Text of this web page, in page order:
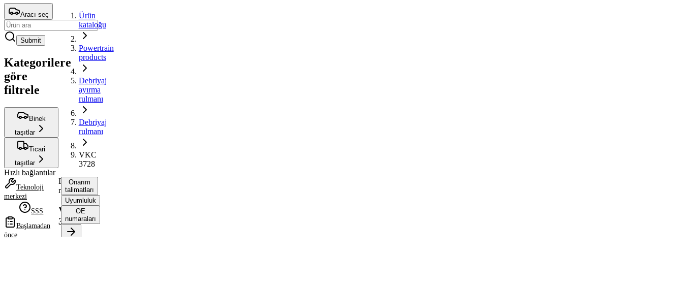
Aracı seç
Submit
Kategorilere
göre
filtrele
Binek
taşıtlar
Ticari
taşıtlar
Hızlı bağlantılar
Teknoloji
merkezi
SSS
Başlamadan
önce
Ürün
kataloğu
Powertrain
products
Debriyaj
ayırma
rulmanı
Debriyaj
rulmanı
VKC
3728
Debriyaj
rulmanı
VKC
3728
Onarım
talimatları
Uyumluluk
OE
numaraları